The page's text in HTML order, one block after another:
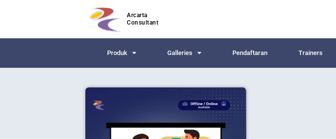
Arcarta
Consultant
Produk Galleries Pendaftaran Trainers